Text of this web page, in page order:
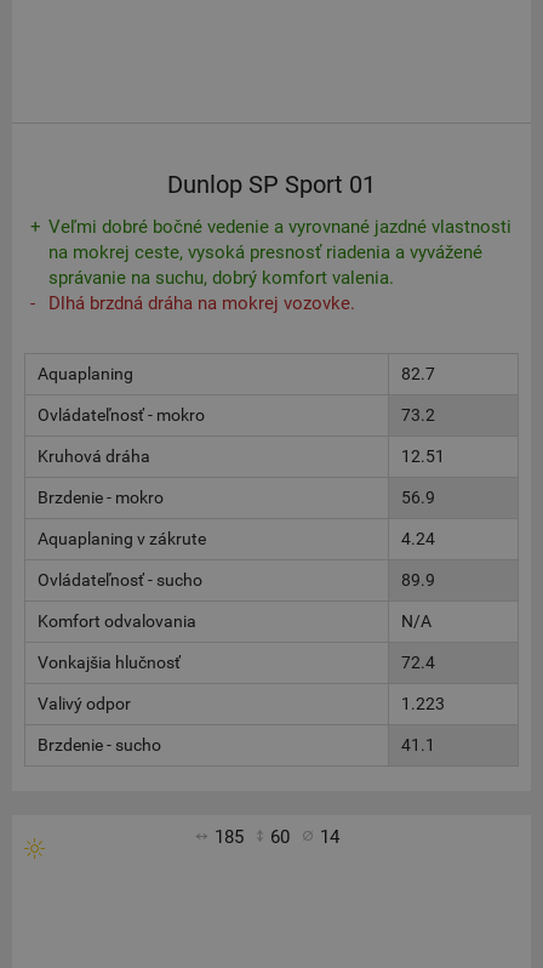
Dunlop SP Sport 01
Veľmi dobré bočné vedenie a vyrovnané jazdné vlastnosti
na mokrej ceste, vysoká presnosť riadenia a vyvážené
správanie na suchu, dobrý komfort valenia.
Dlhá brzdná dráha na mokrej vozovke.
Aquaplaning 82.7
Ovládateľnosť - mokro 73.2
Kruhová dráha 12.51
Brzdenie - mokro 56.9
Aquaplaning v zákrute 4.24
Ovládateľnosť - sucho 89.9
Komfort odvalovania N/A
Vonkajšia hlučnosť 72.4
Valivý odpor 1.223
Brzdenie - sucho 41.1
185 60 14